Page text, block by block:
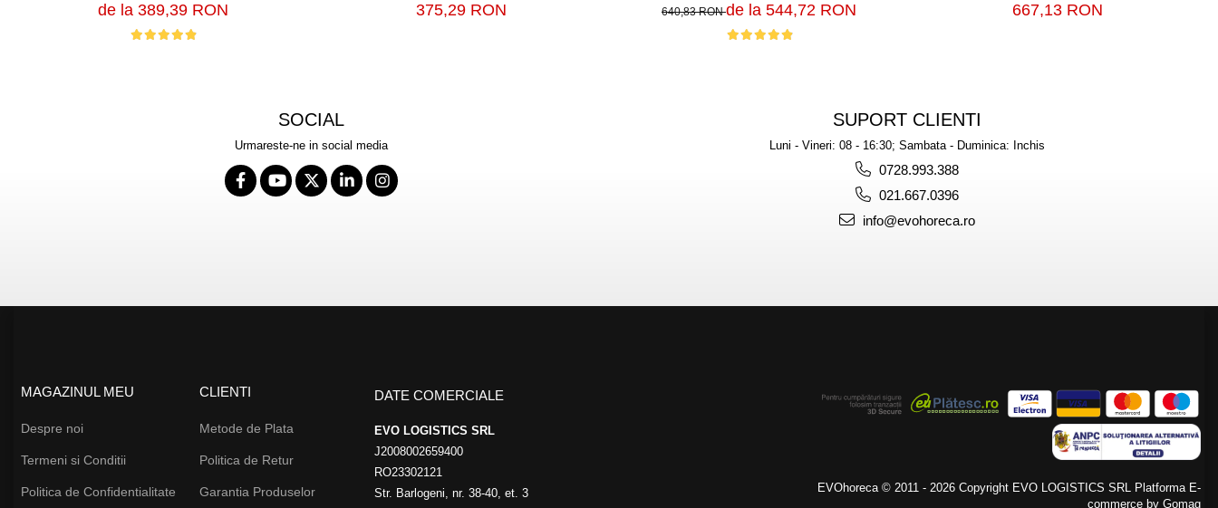
de la 389,39 RON 375,29 RON 640,83 RONde la 544,72 RON 667,13 RON
SOCIAL
Urmareste-ne in social media
SUPORT CLIENTI
Luni - Vineri: 08 - 16:30; Sambata - Duminica: Inchis
0728.993.388
021.667.0396
info@evohoreca.ro
MAGAZINUL MEU
Despre noi
Termeni si Conditii
Politica de Confidentialitate
CLIENTI
Metode de Plata
Politica de Retur
Garantia Produselor
DATE COMERCIALE
EVO LOGISTICS SRL
J2008002659400
RO23302121
Str. Barlogeni, nr. 38-40, et. 3
EVOhoreca © 2011 - 2026 Copyright EVO LOGISTICS SRL Platforma E-
commerce by Gomag